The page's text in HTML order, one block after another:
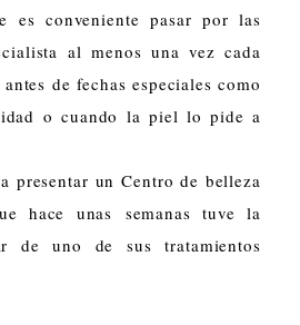
es conveniente pasar por las
al menos una vez cada
de fechas especiales como
o cuando la piel lo pide a
presentar un Centro de belleza
hace unas semanas tuve la
de uno de sus tratamientos